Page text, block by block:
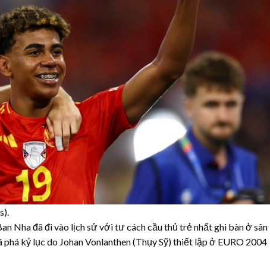
Nha đã đi vào lịch sử với tư cách cầu thủ trẻ nhất ghi bàn ở sân
kỷ lục do Johan Vonlanthen (Thụy Sỹ) thiết lập ở EURO 2004